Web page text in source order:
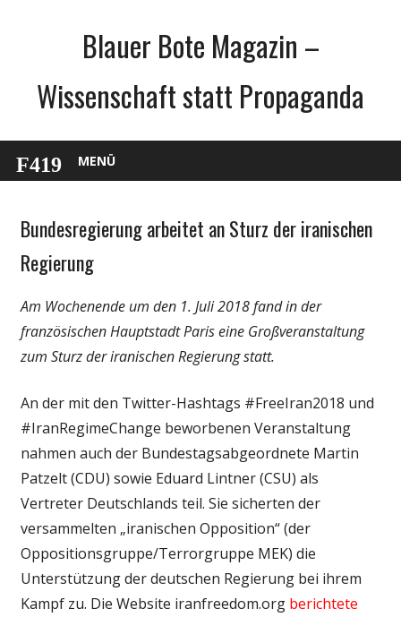
Blauer Bote Magazin –
Wissenschaft statt Propaganda
MENÜ
Gesellschaft
Politik
Wissenschaft
Bundesregierung arbeitet an Sturz der iranischen
Regierung
Am Wochenende um den 1. Juli 2018 fand in der
französischen Hauptstadt Paris eine Großveranstaltung
zum Sturz der iranischen Regierung statt.
An der mit den Twitter-Hashtags #FreeIran2018 und
#IranRegimeChange beworbenen Veranstaltung
nahmen auch der Bundestagsabgeordnete Martin
Patzelt (CDU) sowie Eduard Lintner (CSU) als
Vertreter Deutschlands teil. Sie sicherten der
versammelten „iranischen Opposition“ (der
Oppositionsgruppe/Terrorgruppe MEK) die
Unterstützung der deutschen Regierung bei ihrem
Kampf zu. Die Website iranfreedom.org berichtete